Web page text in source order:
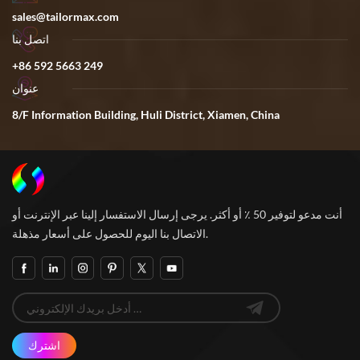
sales@tailormax.com
اتصل بنا
+86 592 5663 249
عنوان
8/F Information Building, Huli District, Xiamen, China
أنت مدعو لتوفير 50 ٪ أو أكثر. يرجى إرسال الاستفسار إلينا عبر الإنترنت أو
الاتصال بنا اليوم للحصول على أسعار مذهلة.
اشترك